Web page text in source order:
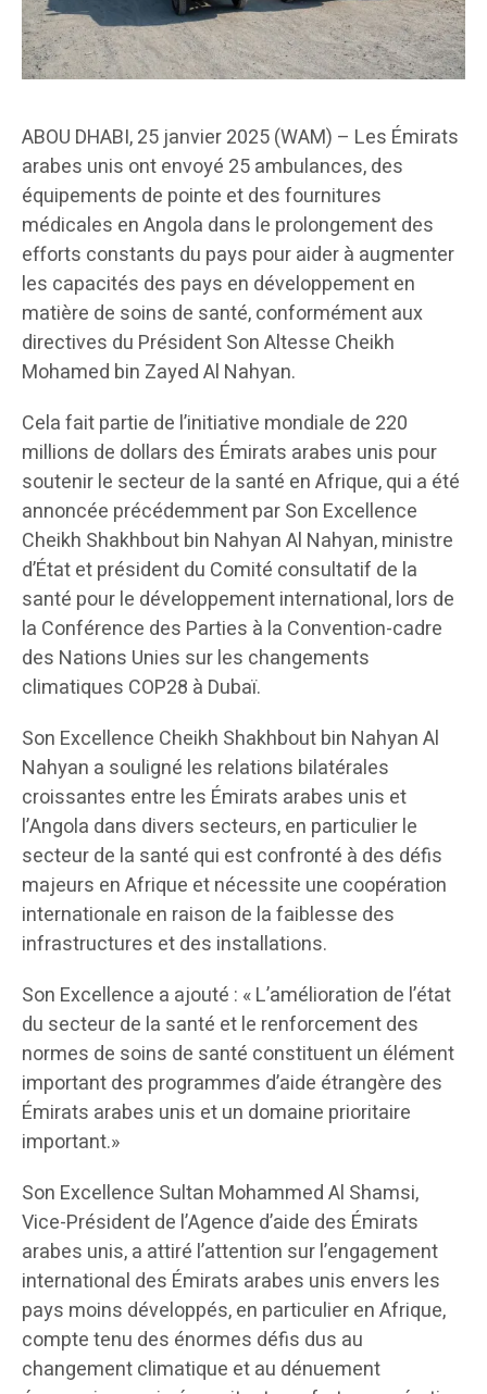
ABOU DHABI, 25 janvier 2025 (WAM) – Les Émirats
arabes unis ont envoyé 25 ambulances, des
équipements de pointe et des fournitures
médicales en Angola dans le prolongement des
efforts constants du pays pour aider à augmenter
les capacités des pays en développement en
matière de soins de santé, conformément aux
directives du Président Son Altesse Cheikh
Mohamed bin Zayed Al Nahyan.
Cela fait partie de l’initiative mondiale de 220
millions de dollars des Émirats arabes unis pour
soutenir le secteur de la santé en Afrique, qui a été
annoncée précédemment par Son Excellence
Cheikh Shakhbout bin Nahyan Al Nahyan, ministre
d’État et président du Comité consultatif de la
santé pour le développement international, lors de
la Conférence des Parties à la Convention-cadre
des Nations Unies sur les changements
climatiques COP28 à Dubaï.
Son Excellence Cheikh Shakhbout bin Nahyan Al
Nahyan a souligné les relations bilatérales
croissantes entre les Émirats arabes unis et
l’Angola dans divers secteurs, en particulier le
secteur de la santé qui est confronté à des défis
majeurs en Afrique et nécessite une coopération
internationale en raison de la faiblesse des
infrastructures et des installations.
Son Excellence a ajouté : « L’amélioration de l’état
du secteur de la santé et le renforcement des
normes de soins de santé constituent un élément
important des programmes d’aide étrangère des
Émirats arabes unis et un domaine prioritaire
important.»
Son Excellence Sultan Mohammed Al Shamsi,
Vice-Président de l’Agence d’aide des Émirats
arabes unis, a attiré l’attention sur l’engagement
international des Émirats arabes unis envers les
pays moins développés, en particulier en Afrique,
compte tenu des énormes défis dus au
changement climatique et au dénuement